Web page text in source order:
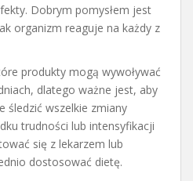
Dobrym pomysłem jest
organizm reaguje na każdy z
produkty mogą wywoływać
dlatego ważne jest, aby
śledzić wszelkie zmiany
trudności lub intensyfikacji
się z lekarzem lub
dostosować dietę.